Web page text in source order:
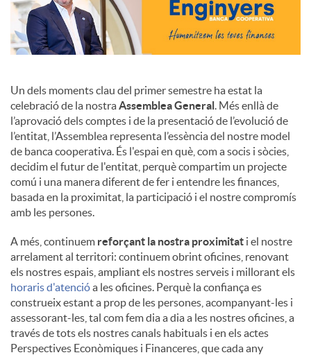
Un dels moments clau del primer semestre ha estat la
celebració de la nostra Assemblea General . Més enllà de
l’aprovació dels comptes i de la presentació de l’evolució de
l’entitat, l’Assemblea representa l’essència del nostre model
de banca cooperativa. És l'espai en què, com a socis i sòcies,
decidim el futur de l'entitat, perquè compartim un projecte
comú i una manera diferent de fer i entendre les finances,
basada en la proximitat, la participació i el nostre compromís
amb les persones.
A més, continuem reforçant la nostra proximitat i el nostre
arrelament al territori: continuem obrint oficines, renovant
els nostres espais, ampliant els nostres serveis i millorant els
horaris d'atencióa les oficines. Perquè la confiança es
construeix estant a prop de les persones, acompanyant-les i
assessorant-les, tal com fem dia a dia a les nostres oficines, a
través de tots els nostres canals habituals i en els actes
Perspectives Econòmiques i Financeres, que cada any